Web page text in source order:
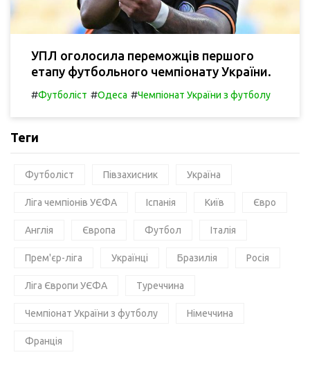
УПЛ оголосила переможців першого
етапу футбольного чемпіонату України.
#Футболіст #Одеса #Чемпіонат України з футболу
Теги
Футболіст Півзахисник Україна
Ліга чемпіонів УЄФА Іспанія Київ Євро
Англія Європа Футбол Італія
Прем'єр-ліга Українці Бразилія Росія
Ліга Європи УЄФА Туреччина
Чемпіонат України з футболу Німеччина
Франція